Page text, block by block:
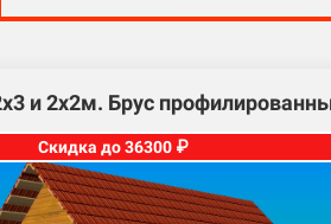
и 2х2м. Брус
Скидка до 36300 ₽